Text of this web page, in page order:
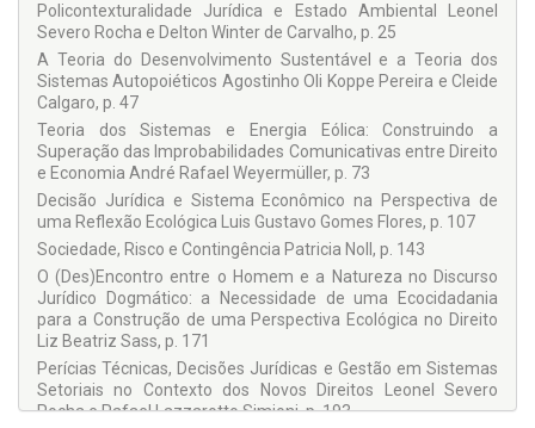
Policontexturalidade Jurídica e Estado Ambiental Leonel
Severo Rocha e Delton Winter de Carvalho, p. 25
A Teoria do Desenvolvimento Sustentável e a Teoria dos
Sistemas Autopoiéticos Agostinho Oli Koppe Pereira e Cleide
Calgaro, p. 47
Teoria dos Sistemas e Energia Eólica: Construindo a
Superação das Improbabilidades Comunicativas entre Direito
e Economia André Rafael Weyermüller, p. 73
Decisão Jurídica e Sistema Econômico na Perspectiva de
uma Reflexão Ecológica Luis Gustavo Gomes Flores, p. 107
Sociedade, Risco e Contingência Patricia Noll, p. 143
O (Des)Encontro entre o Homem e a Natureza no Discurso
Jurídico Dogmático: a Necessidade de uma Ecocidadania
para a Construção de uma Perspectiva Ecológica no Direito
Liz Beatriz Sass, p. 171
Perícias Técnicas, Decisões Jurídicas e Gestão em Sistemas
Setoriais no Contexto dos Novos Direitos Leonel Severo
Rocha e Rafael Lazzarotto Simioni, p. 193